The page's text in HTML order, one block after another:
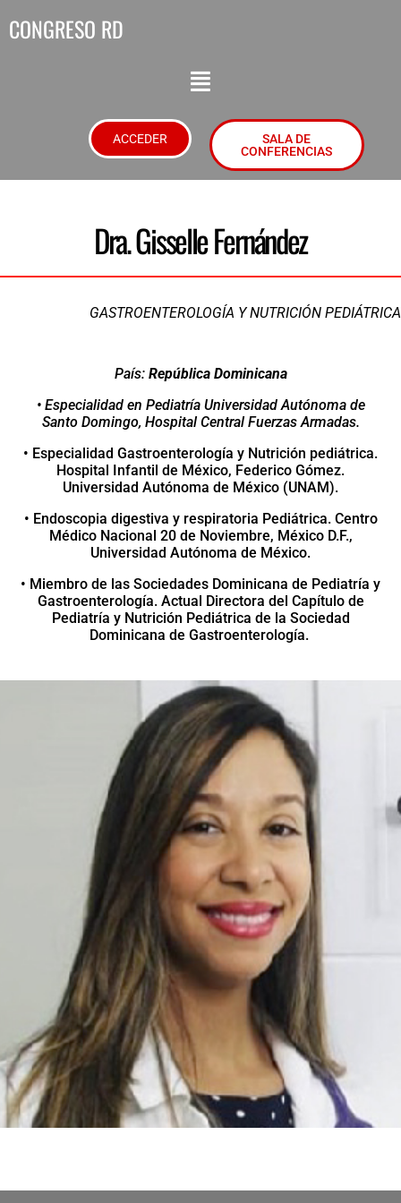
CONGRESO RD
ACCEDER
SALA DE
CONFERENCIAS
Dra. Gisselle Fernández
GASTROENTEROLOGÍA Y NUTRICIÓN PEDIÁTRICA
País: República Dominicana
• Especialidad en Pediatría Universidad Autónoma de
Santo Domingo, Hospital Central Fuerzas Armadas.
• Especialidad Gastroenterología y Nutrición pediátrica.
Hospital Infantil de México, Federico Gómez.
Universidad Autónoma de México (UNAM).
• Endoscopia digestiva y respiratoria Pediátrica. Centro
Médico Nacional 20 de Noviembre, México D.F.,
Universidad Autónoma de México.
• Miembro de las Sociedades Dominicana de Pediatría y
Gastroenterología. Actual Directora del Capítulo de
Pediatría y Nutrición Pediátrica de la Sociedad
Dominicana de Gastroenterología.